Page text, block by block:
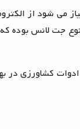
تکفاز بوده و در صورت نیاز می
این سمپاش از نوع جت
کشاورزی در